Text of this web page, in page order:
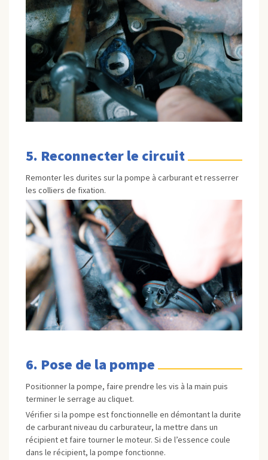
5. Reconnecter le circuit
Remonter les durites sur la pompe à carburant et resserrer
les colliers de fixation.
6. Pose de la pompe
Positionner la pompe, faire prendre les vis à la main puis
terminer le serrage au cliquet.
Vérifier si la pompe est fonctionnelle en démontant la durite
de carburant niveau du carburateur, la mettre dans un
récipient et faire tourner le moteur. Si de l’essence coule
dans le récipient, la pompe fonctionne.